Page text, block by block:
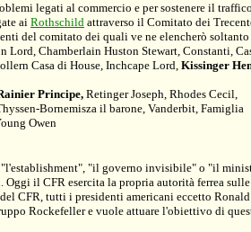
legati al commercio e per sostenere il
ai Rothschild attraverso il Comitato dei
del comitato dei quali ve ne elencherò
Lord, Chamberlain Huston Stewart, Constanti,
Casa di House, Inchcape Lord, Kissinger
Principe,Retinger Joseph, Rhodes Cecil,
Bornemisza il barone, Vanderbit, Famiglia
Owen
"il governo invisibile" o "il
il CFR esercita la propria autorità ferrea
CFR, tutti i presidenti americani eccetto
Rockefeller e vuole attuare l'obiettivo di